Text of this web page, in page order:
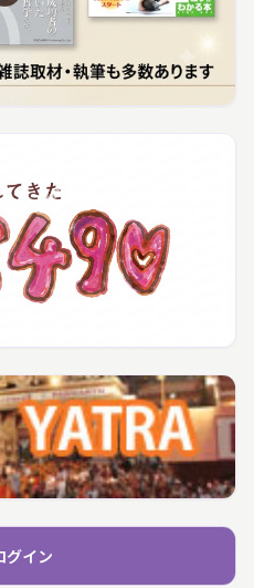
グイン